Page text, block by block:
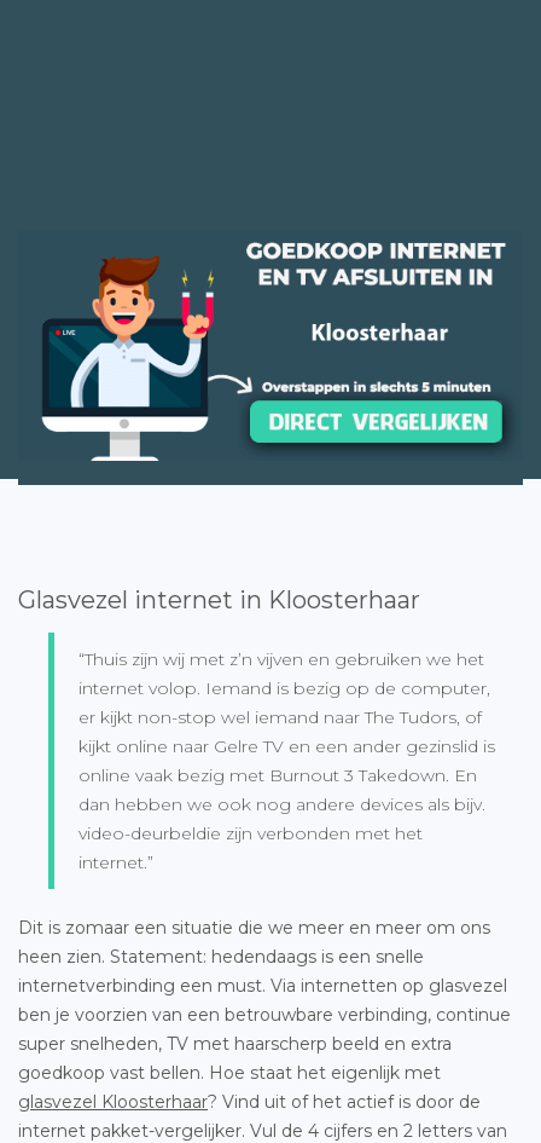
Glasvezel internet in Kloosterhaar
“Thuis zijn wij met z’n vijven en gebruiken we het
internet volop. Iemand is bezig op de computer,
er kijkt non-stop wel iemand naar The Tudors, of
kijkt online naar Gelre TV en een ander gezinslid is
online vaak bezig met Burnout 3 Takedown. En
dan hebben we ook nog andere devices als bijv.
video-deurbeldie zijn verbonden met het
internet.”
Dit is zomaar een situatie die we meer en meer om ons
heen zien. Statement: hedendaags is een snelle
internetverbinding een must. Via internetten op glasvezel
ben je voorzien van een betrouwbare verbinding, continue
super snelheden, TV met haarscherp beeld en extra
goedkoop vast bellen. Hoe staat het eigenlijk met
glasvezel Kloosterhaar? Vind uit of het actief is door de
internet pakket-vergelijker. Vul de 4 cijfers en 2 letters van